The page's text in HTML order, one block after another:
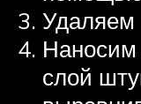
Удаляем
Наносим
слой